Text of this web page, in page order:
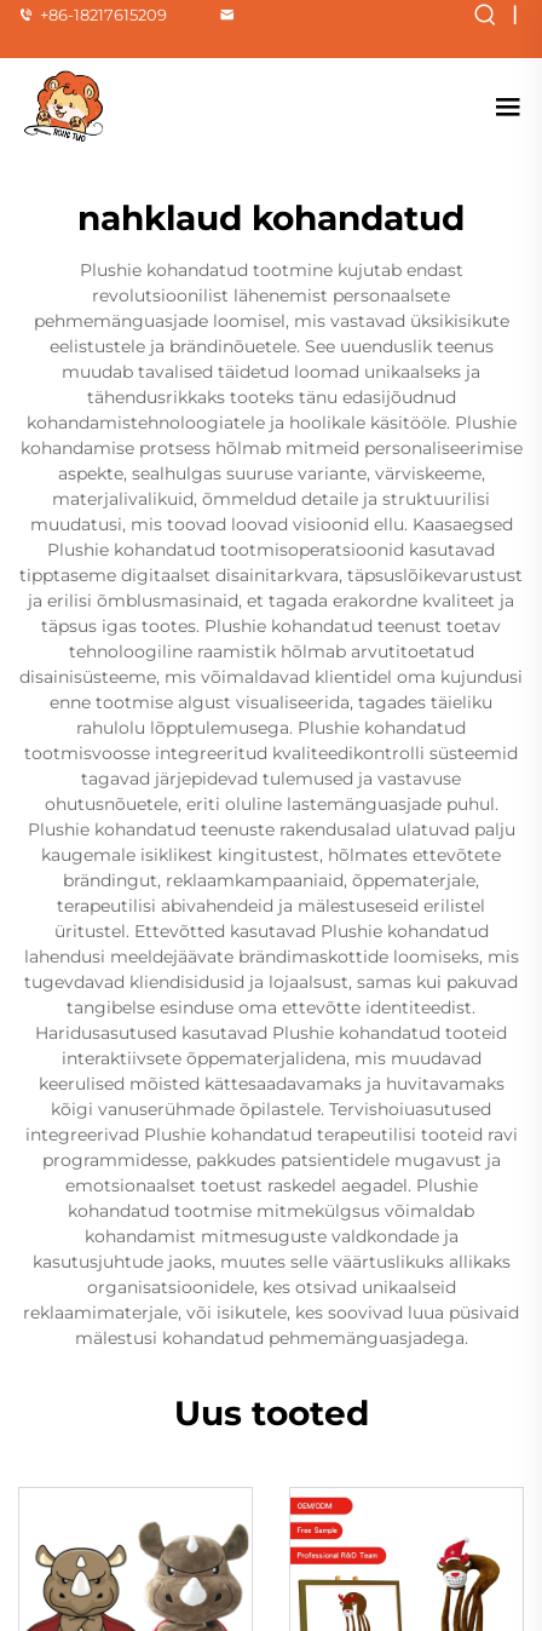
+86-18217615209 |
nahklaud kohandatud
Plushie kohandatud tootmine kujutab endast
revolutsioonilist lähenemist personaalsete
pehmemänguasjade loomisel, mis vastavad üksikisikute
eelistustele ja brändinõuetele. See uuenduslik teenus
muudab tavalised täidetud loomad unikaalseks ja
tähendusrikkaks tooteks tänu edasijõudnud
kohandamistehnoloogiatele ja hoolikale käsitööle. Plushie
kohandamise protsess hõlmab mitmeid personaliseerimise
aspekte, sealhulgas suuruse variante, värviskeeme,
materjalivalikuid, õmmeldud detaile ja struktuurilisi
muudatusi, mis toovad loovad visioonid ellu. Kaasaegsed
Plushie kohandatud tootmisoperatsioonid kasutavad
tipptaseme digitaalset disainitarkvara, täpsuslõikevarustust
ja erilisi õmblusmasinaid, et tagada erakordne kvaliteet ja
täpsus igas tootes. Plushie kohandatud teenust toetav
tehnoloogiline raamistik hõlmab arvutitoetatud
disainisüsteeme, mis võimaldavad klientidel oma kujundusi
enne tootmise algust visualiseerida, tagades täieliku
rahulolu lõpptulemusega. Plushie kohandatud
tootmisvoosse integreeritud kvaliteedikontrolli süsteemid
tagavad järjepidevad tulemused ja vastavuse
ohutusnõuetele, eriti oluline lastemänguasjade puhul.
Plushie kohandatud teenuste rakendusalad ulatuvad palju
kaugemale isiklikest kingitustest, hõlmates ettevõtete
brändingut, reklaamkampaaniaid, õppematerjale,
terapeutilisi abivahendeid ja mälestuseseid erilistel
üritustel. Ettevõtted kasutavad Plushie kohandatud
lahendusi meeldejäävate brändimaskottide loomiseks, mis
tugevdavad kliendisidusid ja lojaalsust, samas kui pakuvad
tangibelse esinduse oma ettevõtte identiteedist.
Haridusasutused kasutavad Plushie kohandatud tooteid
interaktiivsete õppematerjalidena, mis muudavad
keerulised mõisted kättesaadavamaks ja huvitavamaks
kõigi vanuserühmade õpilastele. Tervishoiuasutused
integreerivad Plushie kohandatud terapeutilisi tooteid ravi
programmidesse, pakkudes patsientidele mugavust ja
emotsionaalset toetust raskedel aegadel. Plushie
kohandatud tootmise mitmekülgsus võimaldab
kohandamist mitmesuguste valdkondade ja
kasutusjuhtude jaoks, muutes selle väärtuslikuks allikaks
organisatsioonidele, kes otsivad unikaalseid
reklaamimaterjale, või isikutele, kes soovivad luua püsivaid
mälestusi kohandatud pehmemänguasjadega.
Uus tooted